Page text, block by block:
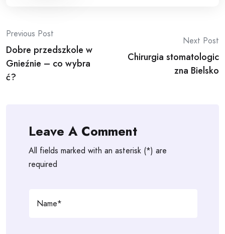
Post
navigation
Previous Post
Dobre przedszkole w
Gnieźnie – co wybra
ć?
Next Post
Chirurgia stomatologic
zna Bielsko
Leave A Comment
All fields marked with an asterisk (*) are
required